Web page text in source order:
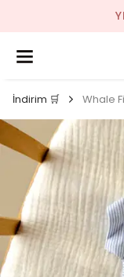
İndirim 🛒 Whale